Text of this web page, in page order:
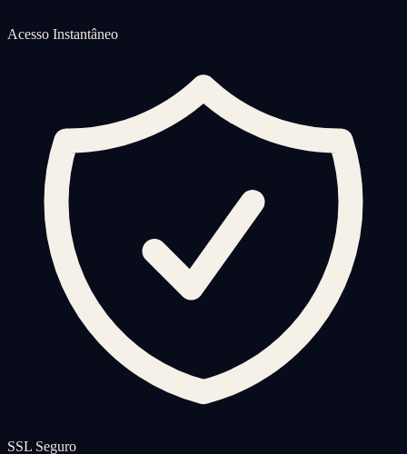
Acesso Instantâneo
SSL Seguro